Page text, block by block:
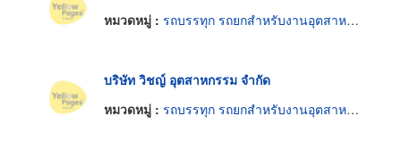
หมวดหมู่ : รถบรรทุก รถยกสำหรับงานอุตสาหกรรม
บริษัท วิชญ์ อุตสาหกรรม จำกัด
หมวดหมู่ : รถบรรทุก รถยกสำหรับงานอุตสาหกรรม